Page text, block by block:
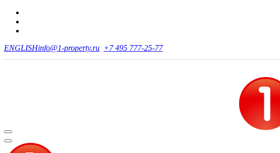
ENGLISHinfo@1-property.ru +7 495 777-25-77